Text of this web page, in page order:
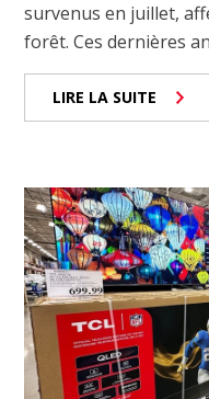
survenus en juillet,
forêt. Ces dernières
LIRE LA SUITE